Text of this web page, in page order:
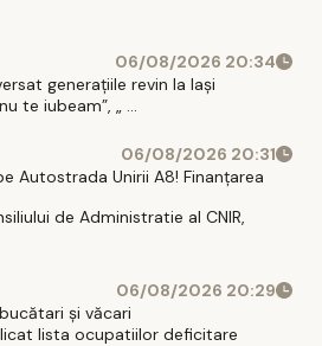
06/08/2026 20:34
generațiile revin la Iași
te iubeam”, „ ...
06/08/2026 20:31
Autostrada Unirii A8! Finanțarea
de Administratie al CNIR,
06/08/2026 20:29
și văcari
lista ocupatiilor deficitare